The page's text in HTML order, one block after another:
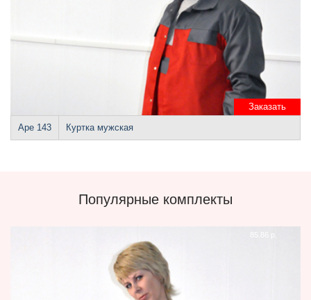
Заказать
Аре 143 Куртка мужская
Популярные комплекты
85.86 р.